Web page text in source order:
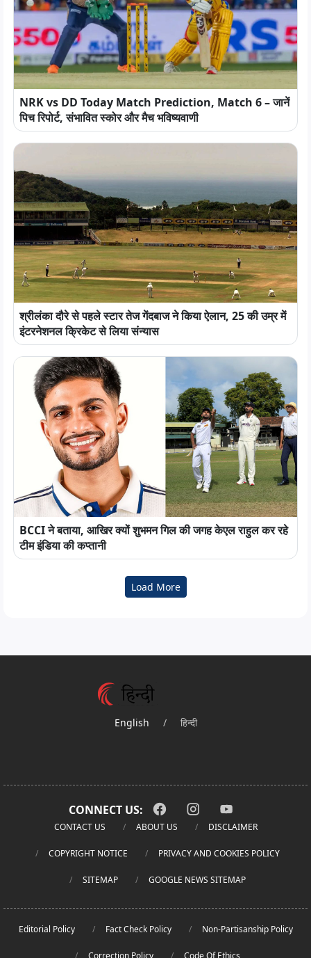
NRK vs DD Today Match Prediction, Match 6 – जानें
पिच रिपोर्ट, संभावित स्कोर और मैच भविष्यवाणी
श्रीलंका दौरे से पहले स्टार तेज गेंदबाज ने किया ऐलान, 25 की उम्र में
इंटरनेशनल क्रिकेट से लिया संन्यास
BCCI ने बताया, आखिर क्यों शुभमन गिल की जगह केएल राहुल कर रहे
टीम इंडिया की कप्तानी
Load More
English / हिन्दी
CONNECT US:
CONTACT US ABOUT US DISCLAIMER
COPYRIGHT NOTICE PRIVACY AND COOKIES POLICY
SITEMAP GOOGLE NEWS SITEMAP
Editorial Policy Fact Check Policy Non-Partisanship Policy
Correction Policy Code Of Ethics